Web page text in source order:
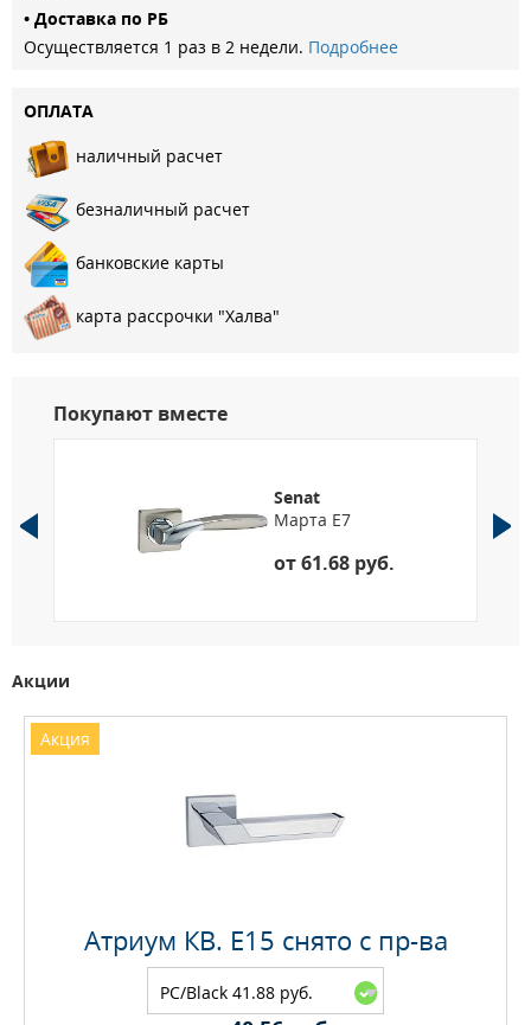
• Доставка по РБ
Осуществляется 1 раз в 2 недели. Подробнее
ОПЛАТА
наличный расчет
безналичный расчет
банковские карты
карта рассрочки "Халва"
Покупают вместе
Senat
Марта E7
от 61.68 руб.
Акции
Акция
Атриум КВ. E15 снято с пр-ва
PC/Black 41.88 руб.